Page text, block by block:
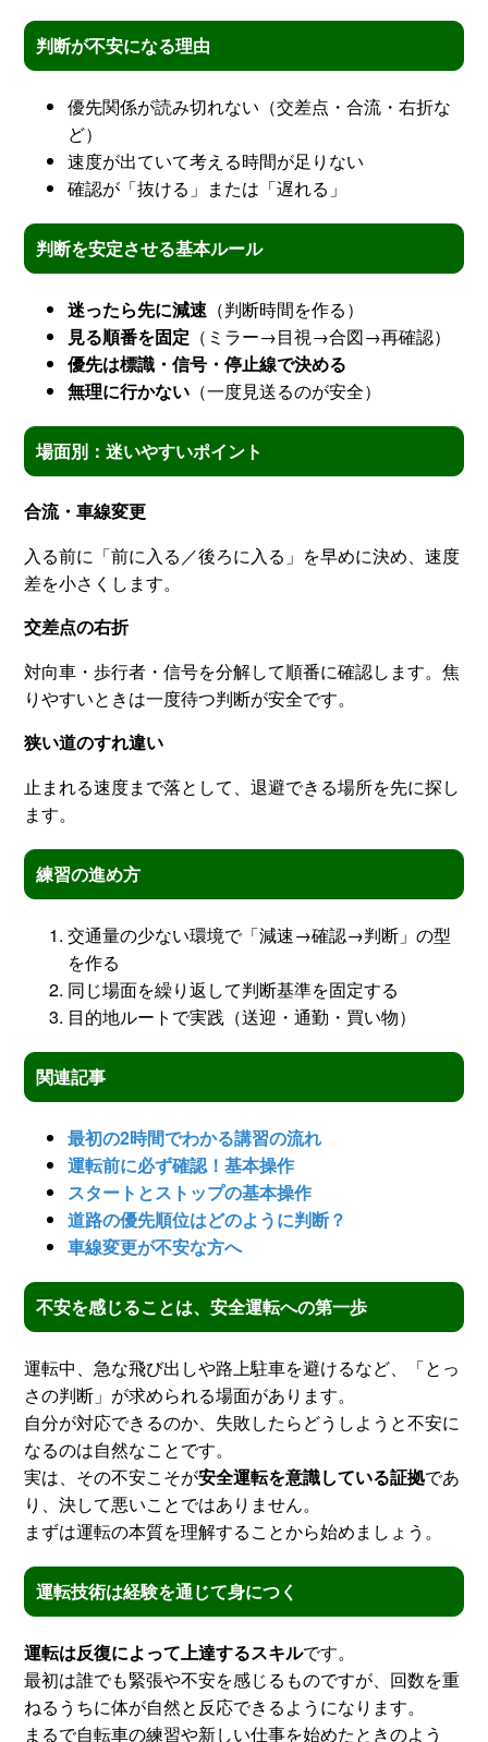
判断が不安になる理由
優先関係が読み切れない（交差点・合流・右折な
ど）
速度が出ていて考える時間が足りない
確認が「抜ける」または「遅れる」
判断を安定させる基本ルール
迷ったら先に減速 （判断時間を作る）
見る順番を固定 （ミラー→目視→合図→再確認）
優先は標識・信号・停止線で決める
無理に行かない （一度見送るのが安全）
場面別：迷いやすいポイント
合流・車線変更
入る前に「前に入る／後ろに入る」を早めに決め、速度
差を小さくします。
交差点の右折
対向車・歩行者・信号を分解して順番に確認します。焦
りやすいときは一度待つ判断が安全です。
狭い道のすれ違い
止まれる速度まで落として、退避できる場所を先に探し
ます。
練習の進め方
交通量の少ない環境で「減速→確認→判断」の型
を作る
同じ場面を繰り返して判断基準を固定する
目的地ルートで実践（送迎・通勤・買い物）
関連記事
最初の2時間でわかる講習の流れ
運転前に必ず確認！基本操作
スタートとストップの基本操作
道路の優先順位はどのように判断？
車線変更が不安な方へ
不安を感じることは、安全運転への第一歩
運転中、急な飛び出しや路上駐車を避けるなど、「とっ
さの判断」が求められる場面があります。
自分が対応できるのか、失敗したらどうしようと不安に
なるのは自然なことです。
実は、その不安こそが安全運転を意識している証拠であ
り、決して悪いことではありません。
まずは運転の本質を理解することから始めましょう。
運転技術は経験を通じて身につく
運転は反復によって上達するスキルです。
最初は誰でも緊張や不安を感じるものですが、回数を重
ねるうちに体が自然と反応できるようになります。
まるで自転車の練習や新しい仕事を始めたときのよう